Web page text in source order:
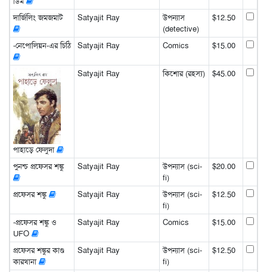
দার্জিলিং জমজমাট Satyajit Ray
উপন্যাস
(detective)
$12.50
-নেপোলিয়ন-এর চিঠি Satyajit Ray Comics $15.00
পাহাড়ে ফেলুদা
Satyajit Ray কিশোর (রহস্য) $45.00
পুনশ্চ প্রফেসর শঙ্কু Satyajit Ray
উপন্যাস (sci-
fi)
$20.00
প্রফেসর শঙ্কু Satyajit Ray
উপন্যাস (sci-
fi)
$12.50
-প্রফেসর শঙ্কু ও
UFO
Satyajit Ray Comics $15.00
প্রফেসর শঙ্কুর কাণ্ড
কারখানা
Satyajit Ray
উপন্যাস (sci-
fi)
$12.50